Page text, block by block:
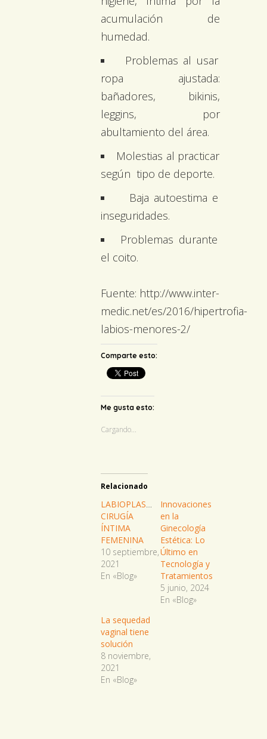
acumulación de
humedad.
Problemas al usar
ropa ajustada:
bañadores, bikinis,
leggins, por
abultamiento del área.
Molestias al practicar
según tipo de deporte.
Baja autoestima e
inseguridades.
Problemas durante
el coito.
Fuente: http://www.inter-
medic.net/es/2016/hipertrofia-
labios-menores-2/
Comparte esto:
Me gusta esto:
Cargando...
Relacionado
LABIOPLASTIA,
CIRUGÍA
ÍNTIMA
FEMENINA
10 septiembre,
2021
En «Blog»
Innovaciones
en la
Ginecología
Estética: Lo
Último en
Tecnología y
Tratamientos
5 junio, 2024
En «Blog»
La sequedad
vaginal tiene
solución
8 noviembre,
2021
En «Blog»